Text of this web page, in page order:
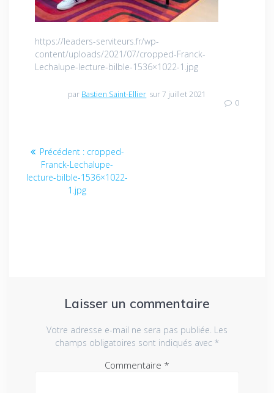
https://leaders-serviteurs.fr/wp-
content/uploads/2021/07/cropped-Franck-
Lechalupe-lecture-bilble-1536×1022-1.jpg
par Bastien Saint-Ellier sur 7 juillet 2021
0
Navigation
de
l’article
Précédent : Article
précédent
:
cropped-
Franck-Lechalupe-
lecture-bilble-1536×1022-
1.jpg
Laisser un commentaire
Votre adresse e-mail ne sera pas publiée. Les
champs obligatoires sont indiqués avec *
Commentaire *